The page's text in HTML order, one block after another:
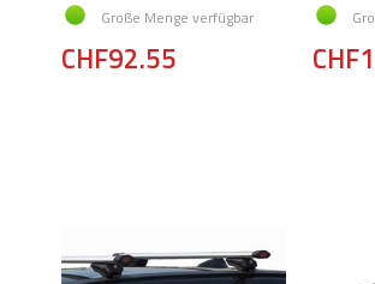
Große Menge verfügbar
CHF92.55